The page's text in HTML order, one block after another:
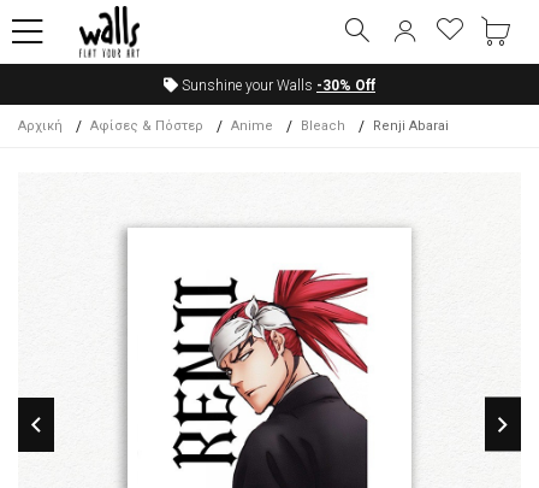
Sunshine your Walls -30% Off
Αρχική Αφίσες & Πόστερ Anime Bleach Renji Abarai